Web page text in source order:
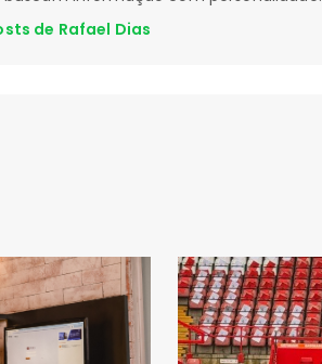
de Rafael Dias